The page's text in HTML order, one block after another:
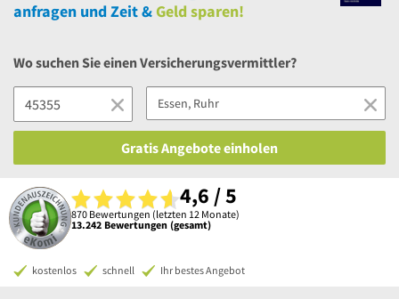
anfragen und Zeit &Geld sparen!
Wo suchen Sie einen Versicherungsvermittler?
Gratis Angebote einholen
4,6 / 5
870 Bewertungen (letzten 12 Monate)
13.242 Bewertungen (gesamt)
kostenlos schnell Ihr bestes Angebot